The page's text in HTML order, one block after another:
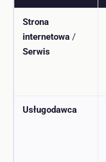
Strona
internetowa /
Serwis
Usługodawca